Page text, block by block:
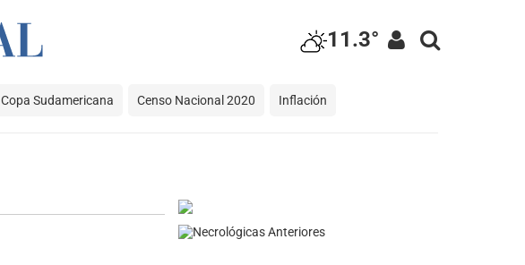
11.3°
Copa Sudamericana Censo Nacional 2020 Inflación